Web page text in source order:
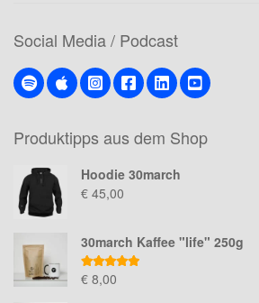
Social Media / Podcast
Produktipps aus dem Shop
Hoodie 30march
€ 45,00
30march Kaffee "life" 250g
Bewertet mit
5.00von 5
€ 8,00